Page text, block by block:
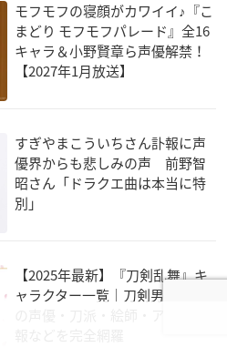
モフモフの寝顔がカワイイ♪『こ
まどり モフモフパレード』全16
キャラ＆小野賢章ら声優解禁！
【2027年1月放送】
すぎやまこういちさん訃報に声
優界からも悲しみの声 前野智
昭さん「ドラクエ曲は本当に特
別」
【2025年最新】『刀剣乱舞』キ
ャラクター一覧｜刀剣男士117振